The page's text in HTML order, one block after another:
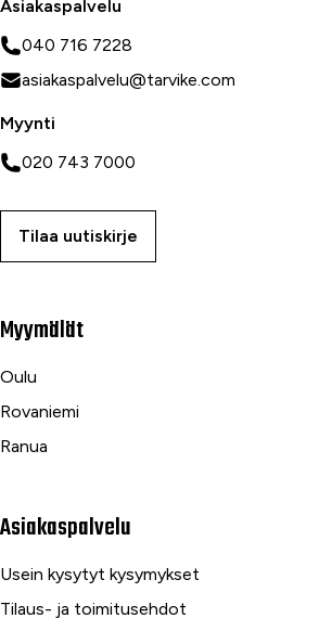
Asiakaspalvelu
040 716 7228
asiakaspalvelu@tarvike.com
Myynti
020 743 7000
Tilaa uutiskirje
Myymälät
Oulu
Rovaniemi
Ranua
Asiakaspalvelu
Usein kysytyt kysymykset
Tilaus- ja toimitusehdot